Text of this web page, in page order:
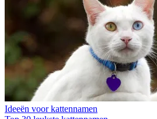
Ideeën voor kattennamen